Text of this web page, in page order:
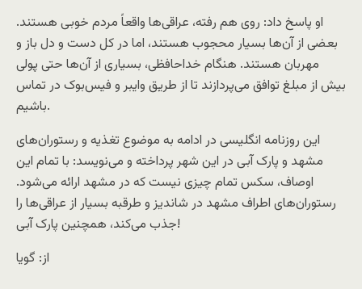
او پاسخ داد: روی هم رفته، عراقی‌ها واقعاً مردم خوبی هستند.
بعضی از آن‌ها بسیار محجوب هستند، اما در کل دست و دل باز و
مهربان هستند. هنگام خداحافظی، بسیاری از آن‌ها حتی پولی
بیش از مبلغ توافق می‌پردازند تا از طریق وایبر و فیس‌بوک در تماس
باشیم.
این روزنامه انگلیسی در ادامه به موضوع تغذیه و رستوران‌های
مشهد و پارک آبی در این شهر پرداخته و می‌نویسد: با تمام این
اوصاف، سکس تمام چیزی نیست که در مشهد ارائه می‌شود.
رستوران‌های اطراف مشهد در شاندیز و طرقبه بسیار از عراقی‌ها را
جذب می‌کند، همچنین پارک آبی!
از: گویا